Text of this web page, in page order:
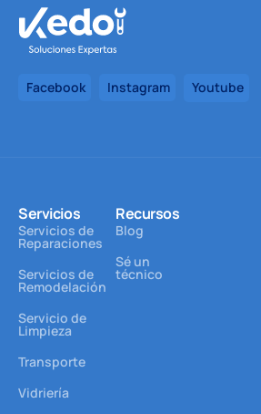
Facebook Instagram Youtube
Servicios
Servicios de
Reparaciones
Servicios de
Remodelación
Servicio de
Limpieza
Transporte
Vidriería
Recursos
Blog
Sé un
técnico